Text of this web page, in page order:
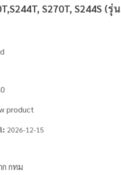
S270T, S244S (
product
2026-12-15
ก กทม